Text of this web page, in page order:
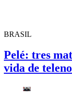
BRASIL
Pelé: tres
vida de